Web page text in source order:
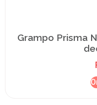
Grampo Prisma